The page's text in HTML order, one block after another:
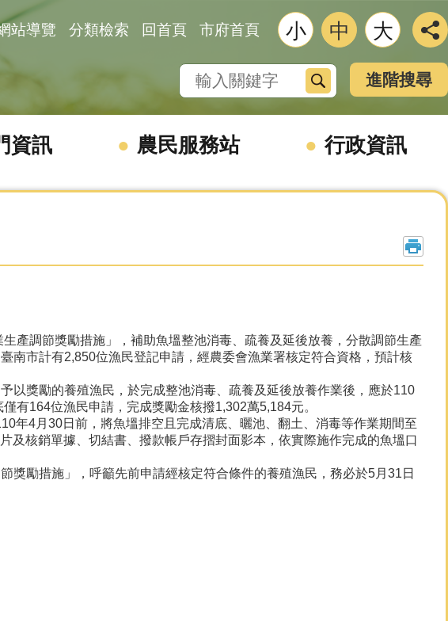
站導覽 分類檢索 回首頁 市府首頁 小 中 大
搜尋 進階搜尋
資訊 農民服務站 行政資訊
調節獎勵措施」，補助魚塭整池消毒、疏養及延後放養，分散調節生產
南市計有2,850位漁民登記申請，經農委會漁業署核定符合資格，預計核
獎勵的養殖漁民，於完成整池消毒、疏養及延後放養作業後，應於110
有164位漁民申請，完成獎勵金核撥1,302萬5,184元。
4月30日前，將魚塭排空且完成清底、曬池、翻土、消毒等作業期間至
核銷單據、切結書、撥款帳戶存摺封面影本，依實際施作完成的魚塭口
勵措施」，呼籲先前申請經核定符合條件的養殖漁民，務必於5月31日